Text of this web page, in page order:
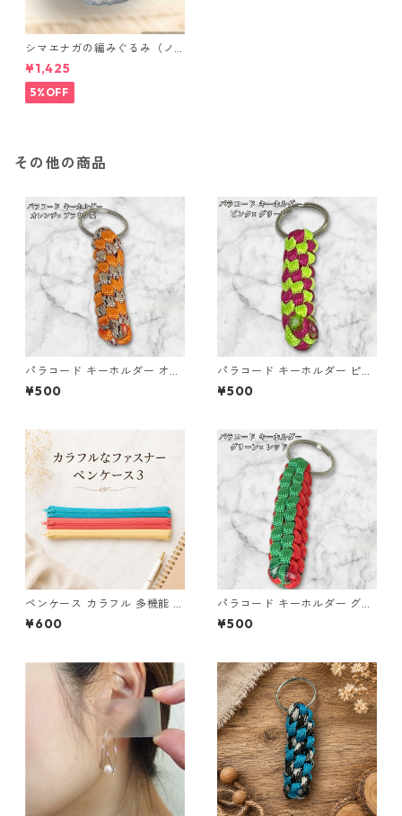
シマエナガの編みぐるみ（ノ
ーマル）
¥1,425
5%OFF
その他の商品
パラコード キーホルダー オレ
ンジ ブラウン系 編み込み s35
¥500
パラコード キーホルダー ピン
ク グリーン 編み込み s18
¥500
ペンケース カラフル 多機能 筆
箱 ファスナー6本 s11
¥600
パラコード キーホルダー グリ
ーン レッド 編み込み s23
¥500